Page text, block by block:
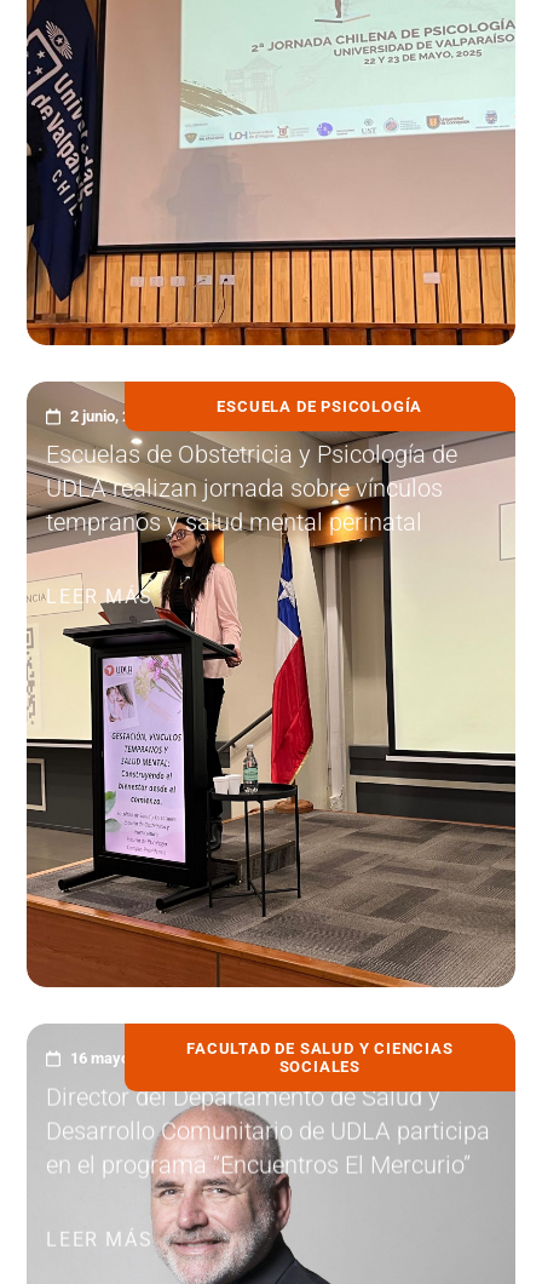
ESCUELA DE PSICOLOGÍA
2 junio, 2025
Escuelas de Obstetricia y Psicología de
UDLA realizan jornada sobre vínculos
tempranos y salud mental perinatal
LEER MÁS
FACULTAD DE SALUD Y CIENCIAS
SOCIALES
16 mayo, 2025
Director del Departamento de Salud y
Desarrollo Comunitario de UDLA participa
en el programa “Encuentros El Mercurio”
LEER MÁS